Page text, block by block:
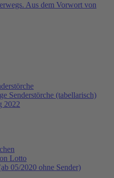
Aus dem Vorwort von
Senderstörche (tabellarisch)
2022
Lotto
05/2020 ohne Sender)